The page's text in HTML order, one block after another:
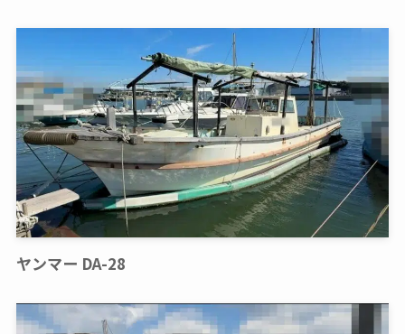
ヤンマー DA-28